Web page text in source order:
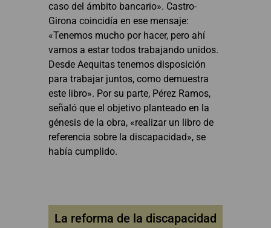
caso del ámbito bancario». Castro-
Girona coincidía en ese mensaje:
«Tenemos mucho por hacer, pero ahí
vamos a estar todos trabajando unidos.
Desde Aequitas tenemos disposición
para trabajar juntos, como demuestra
este libro». Por su parte, Pérez Ramos,
señaló que el objetivo planteado en la
génesis de la obra, «realizar un libro de
referencia sobre la discapacidad», se
había cumplido.
La reforma de la discapacidad